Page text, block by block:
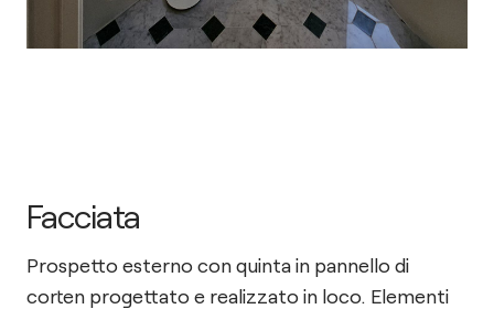
Facciata
Prospetto esterno con quinta in pannello di
corten progettato e realizzato in loco. Elementi